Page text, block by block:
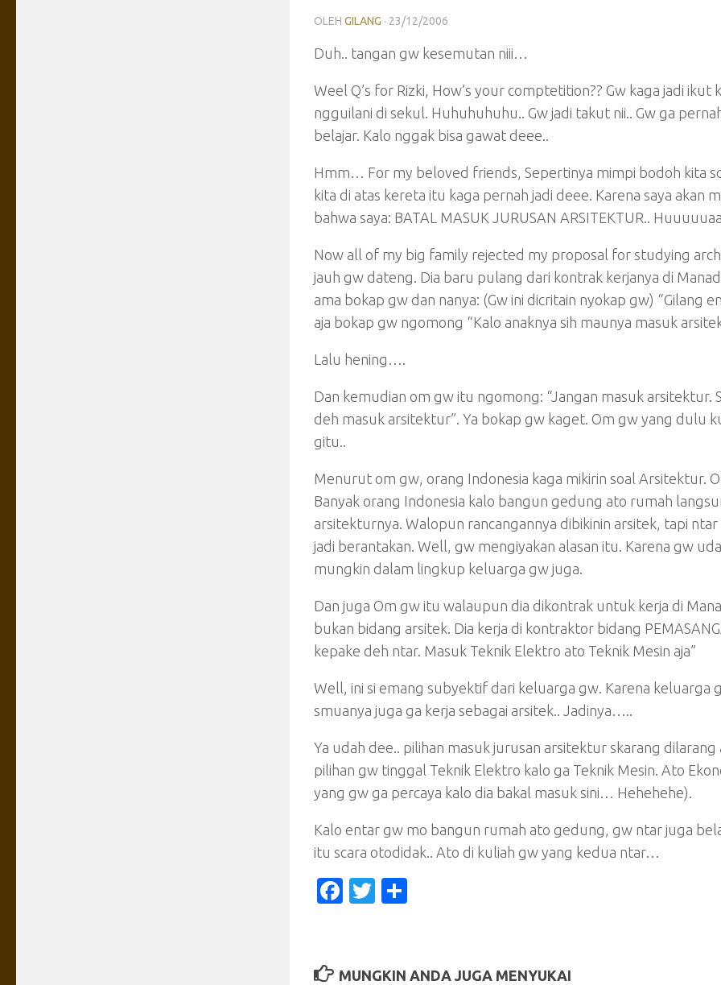
OLEH GILANG · 23/12/2006
Duh.. tangan gw kesemutan niii…
Weel Q’s for Rizki, How’s your comptetition?? Gw kaga jadi
ngguilani di sekul. Huhuhuhuhu.. Gw jadi takut nii.. Gw ga
belajar. Kalo nggak bisa gawat deee..
Hmm… For my beloved friends, Sepertinya mimpi bodoh kita
kita di atas kereta itu kaga pernah jadi deee. Karena saya akan
bahwa saya: BATAL MASUK JURUSAN ARSITEKTUR..
Now all of my big family rejected my proposal for studying
jauh gw dateng. Dia baru pulang dari kontrak kerjanya di
ama bokap gw dan nanya: (Gw ini dicritain nyokap gw) “Gilang
aja bokap gw ngomong “Kalo anaknya sih maunya masuk
Lalu hening….
Dan kemudian om gw itu ngomong: “Jangan masuk arsitektur.
deh masuk arsitektur”. Ya bokap gw kaget. Om gw yang dulu
gitu..
Menurut om gw, orang Indonesia kaga mikirin soal Arsitektur.
Banyak orang Indonesia kalo bangun gedung ato rumah
arsitekturnya. Walopun rancangannya dibikinin arsitek, tapi
jadi berantakan. Well, gw mengiyakan alasan itu. Karena gw
mungkin dalam lingkup keluarga gw juga.
Dan juga Om gw itu walaupun dia dikontrak untuk kerja di
bukan bidang arsitek. Dia kerja di kontraktor bidang
kepake deh ntar. Masuk Teknik Elektro ato Teknik Mesin aja”
Well, ini si emang subyektif dari keluarga gw. Karena keluarga
smuanya juga ga kerja sebagai arsitek.. Jadinya…..
Ya udah dee.. pilihan masuk jurusan arsitektur skarang
pilihan gw tinggal Teknik Elektro kalo ga Teknik Mesin. Ato
yang gw ga percaya kalo dia bakal masuk sini… Hehehehe).
Kalo entar gw mo bangun rumah ato gedung, gw ntar juga
itu scara otodidak.. Ato di kuliah gw yang kedua ntar…
Facebook
Twitter
MUNGKIN ANDA JUGA MENYUKAI